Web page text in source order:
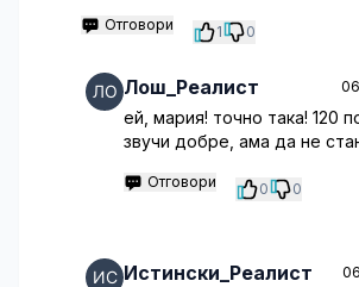
Отговори 1 0
Лош_Реалист
ей, мария! точно така! 120
звучи добре, ама да не
Отговори 0 0
Истински_Реалист